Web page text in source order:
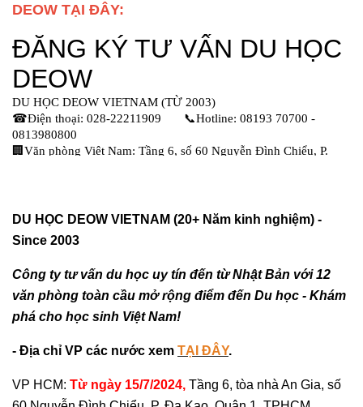
DEOW TẠI ĐÂY:
DU HỌC DEOW VIETNAM (20+ Năm kinh nghiệm) -
Since 2003
Công ty tư vấn du học uy tín đến từ Nhật Bản với 12
văn phòng toàn cầu mở rộng điểm đến Du học - Khám
phá cho học sinh Việt Nam!
- Địa chỉ VP các nước xem TẠI ĐÂY.
VP HCM: Từ ngày 15/7/2024, Tầng 6, tòa nhà An Gia, số